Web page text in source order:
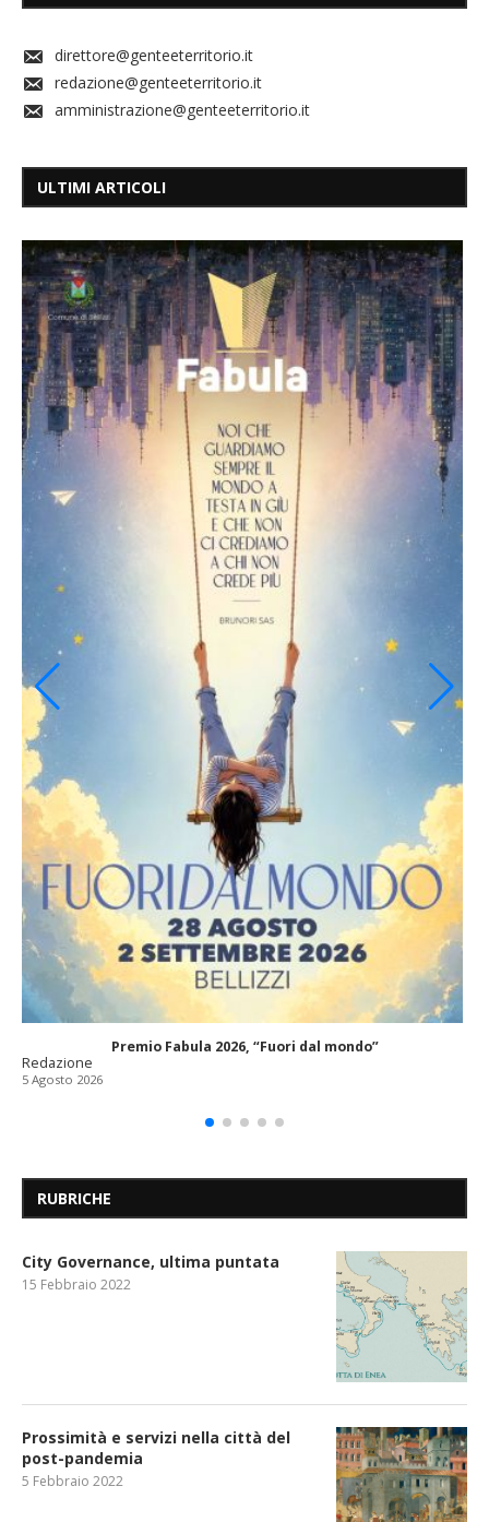
direttore@genteeterritorio.it
redazione@genteeterritorio.it
amministrazione@genteeterritorio.it
ULTIMI ARTICOLI
Premio Fabula 2026, “Fuori dal mondo”
Redazione
5 Agosto 2026
RUBRICHE
City Governance, ultima puntata
15 Febbraio 2022
Prossimità e servizi nella città del
post-pandemia
5 Febbraio 2022